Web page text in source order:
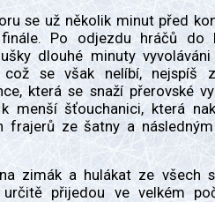
se už několik minut před
Po odjezdu hráčů do
dlouhé minuty
což se však nelíbí, nejspíš
která se snaží přerovské
menší šťouchanici, která
frajerů ze šatny a
zimák a hulákat ze všech
určitě přijedou ve velkém